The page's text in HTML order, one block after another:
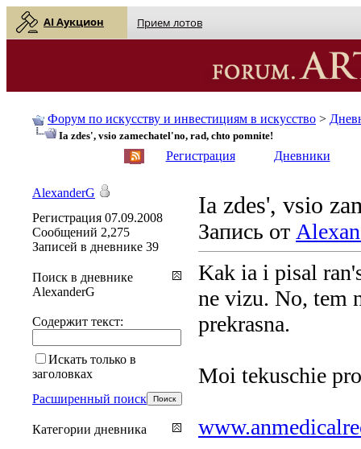
AI Аукцион Прием лотов
Форум по искусству и инвестициям в искусство >
Ia zdes', vsio zamechatel'no, rad, chto pomnite!
Регистрация Дневники
Ia zdes', vsio
Запись от
Kak ia i pisal
ne vizu. No, tem
prekrasna.
Moi tekuschie
AlexanderG
Регистрация 07.09.2008
Сообщений 2,275
Записей в дневнике 39
Поиск в дневнике
AlexanderG
Содержит текст:
Искать только в
заголовках
Расширенный поиск
Категории дневника